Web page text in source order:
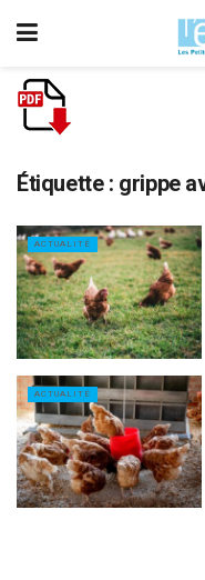
Étiquette : grippe
ACTUALITÉ
ACTUALITÉ